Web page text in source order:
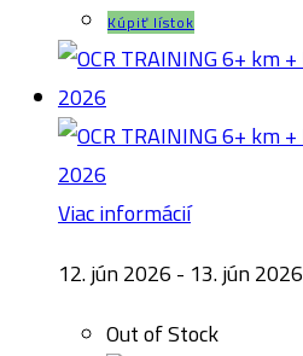
Kúpiť lístok
Viac informácií
12. jún 2026 - 13. jún 2026
Out of Stock